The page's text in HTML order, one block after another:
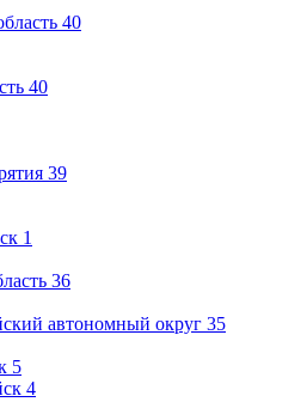
40
40
39
1
36
автономный округ 35
5
4